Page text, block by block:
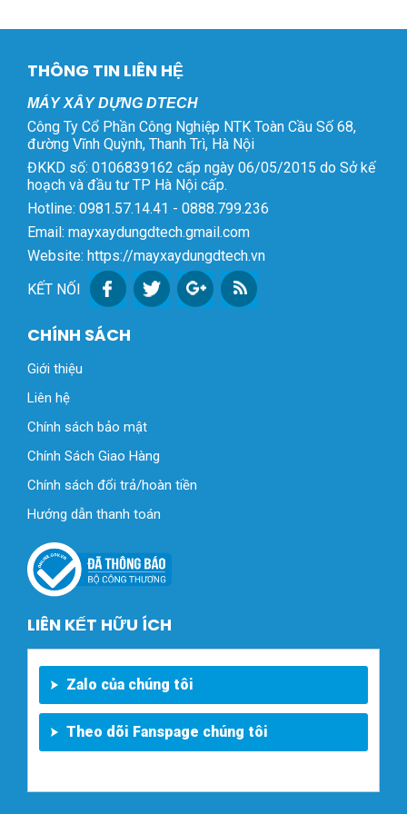
THÔNG TIN LIÊN HỆ
MÁY XÂY DỰNG DTECH
Công Ty Cổ Phần Công Nghiệp NTK Toàn Cầu Số 68,
đường Vĩnh Quỳnh, Thanh Trì, Hà Nội
ĐKKD số: 0106839162 cấp ngày 06/05/2015 do Sở kế
hoạch và đầu tư TP Hà Nội cấp.
Hotline: 0981.57.14.41 - 0888.799.236
Email: mayxaydungdtech.gmail.com
Website: https://mayxaydungdtech.vn
KẾT NỐI
CHÍNH SÁCH
Giới thiệu
Liên hệ
Chính sách bảo mật
Chính Sách Giao Hàng
Chính sách đổi trả/hoàn tiền
Hướng dẫn thanh toán
LIÊN KẾT HỮU ÍCH
Zalo của chúng tôi
Theo dõi Fanspage chúng tôi